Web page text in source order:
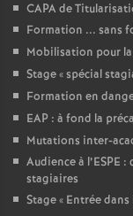
CAPAde
Formation ... sans
Mobilisation pour
Stage «spécial
Formation en
EAP : à fond la
Mutations inter-
Audience à l’ESPE :
stagiaires
Stage « Entrée